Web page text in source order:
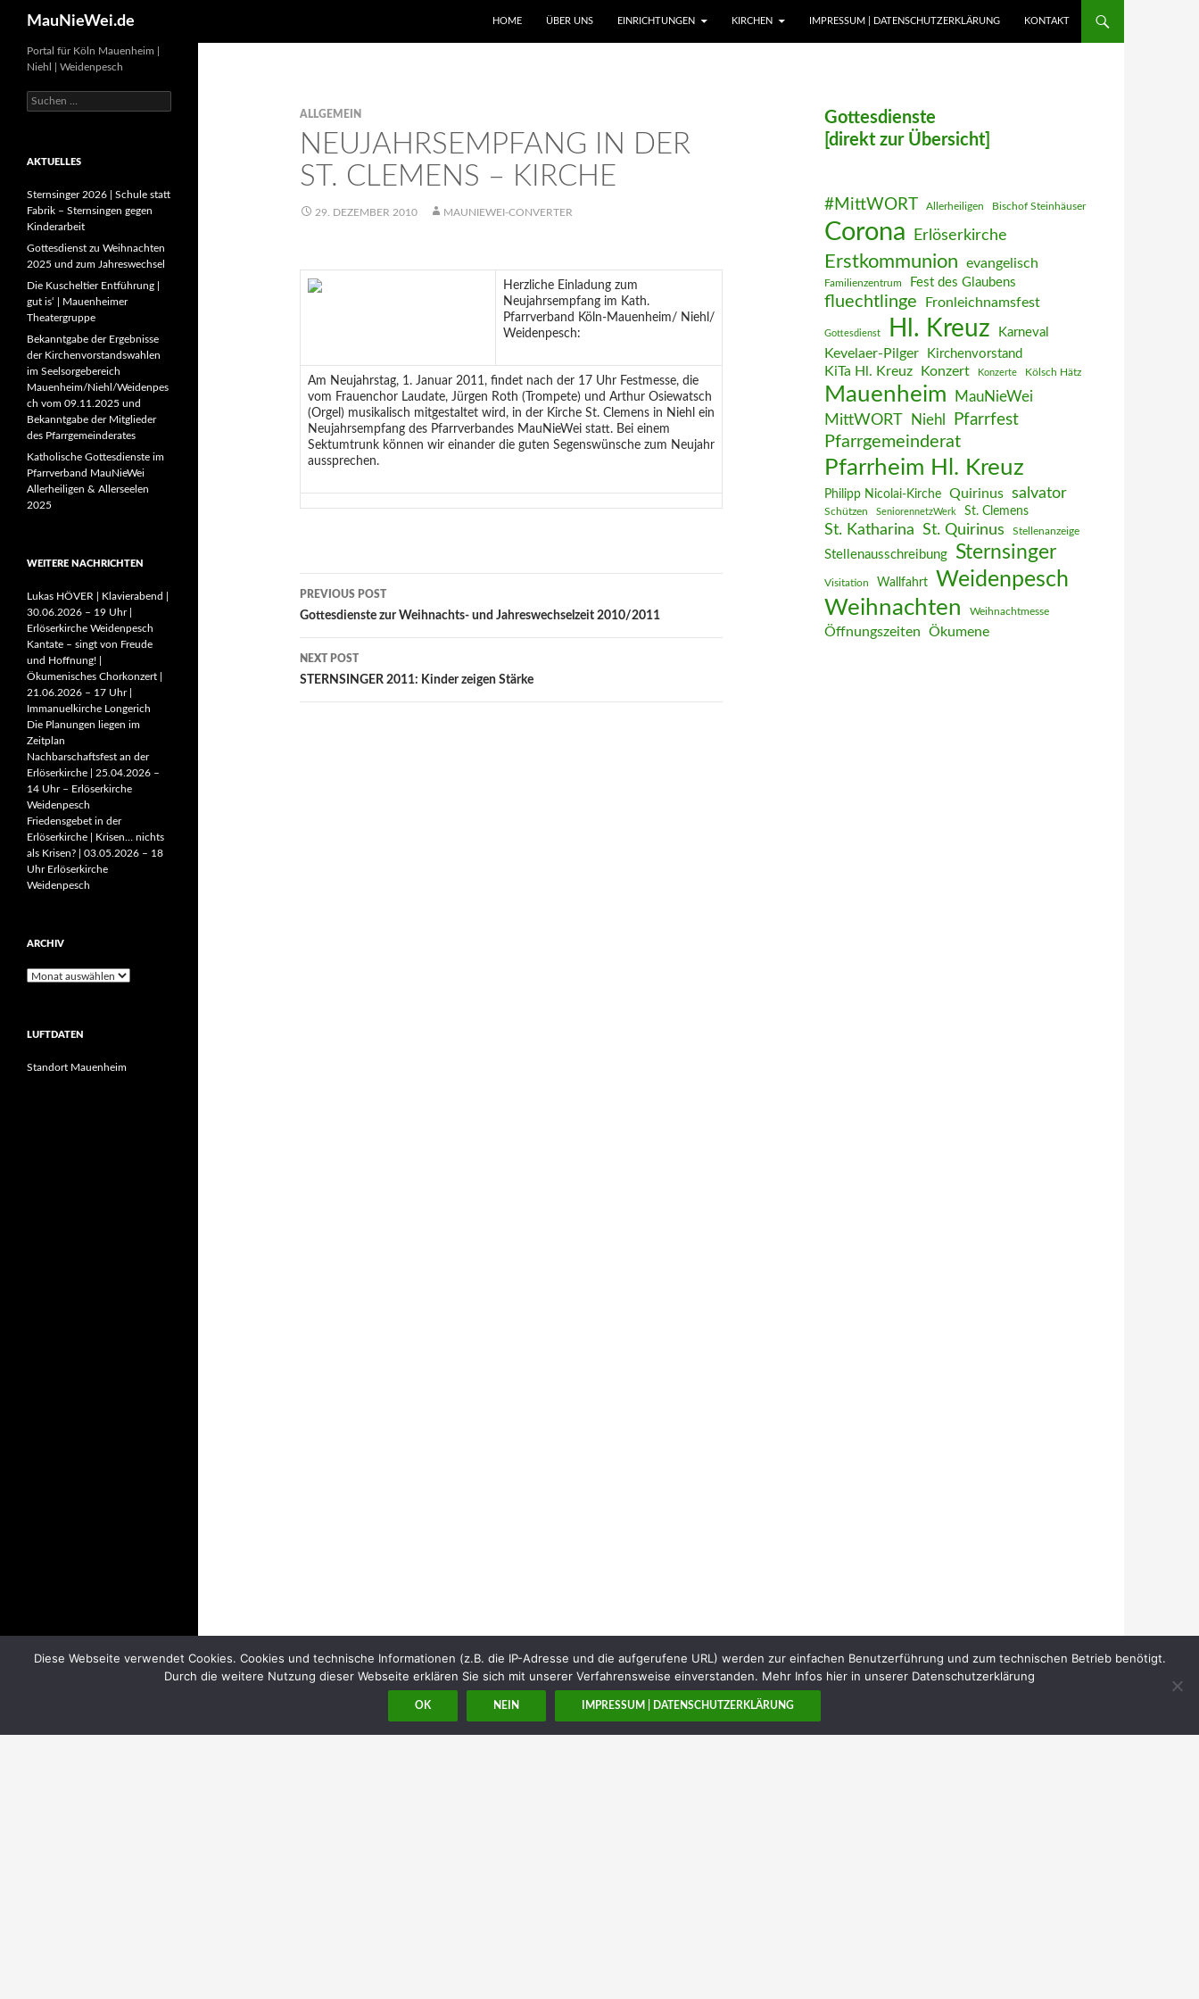
MauNieWei.de
HOME
ÜBER UNS EINRICHTUNGEN KIRCHEN IMPRESSUM | DATENSCHUTZERKLÄRUNG KONTAKT
ALLGEMEIN
NEUJAHRSEMPFANG IN DER
ST. CLEMENS – KIRCHE
29. DEZEMBER 2010 MAUNIEWEI-CONVERTER
Herzliche Einladung zum
Neujahrsempfang im Kath.
Pfarrverband Köln-Mauenheim/ Niehl/
Weidenpesch:
Am Neujahrstag, 1. Januar 2011, findet nach der 17 Uhr Festmesse, die
vom Frauenchor Laudate, Jürgen Roth (Trompete) und Arthur Osiewatsch
(Orgel) musikalisch mitgestaltet wird, in der Kirche St. Clemens in Niehl ein
Neujahrsempfang des Pfarrverbandes MauNieWei statt. Bei einem
Sektumtrunk können wir einander die guten Segenswünsche zum Neujahr
aussprechen.
Post
navigation
PREVIOUS POST
Gottesdienste zur Weihnachts- und Jahreswechselzeit 2010/2011
NEXT POST
STERNSINGER 2011: Kinder zeigen Stärke
Gottesdienste
[direkt zur Übersicht]
#MittWORT Allerheiligen Bischof Steinhäuser
Corona Erlöserkirche
Erstkommunion evangelisch
Familienzentrum Fest des Glaubens
fluechtlinge Fronleichnamsfest
Gottesdienst Hl. Kreuz Karneval
Kevelaer-Pilger Kirchenvorstand
KiTa Hl. Kreuz Konzert Konzerte Kölsch Hätz
Mauenheim MauNieWei
MittWORT Niehl Pfarrfest
Pfarrgemeinderat
Pfarrheim Hl. Kreuz
Philipp Nicolai-Kirche Quirinus salvator
Schützen SeniorennetzWerk St. Clemens
St. Katharina St. Quirinus Stellenanzeige
Stellenausschreibung Sternsinger
Visitation Wallfahrt Weidenpesch
Weihnachten Weihnachtmesse
Öffnungszeiten Ökumene
Portal für Köln Mauenheim |
Niehl | Weidenpesch
Suchen
nach:
AKTUELLES
Sternsinger 2026 | Schule statt
Fabrik – Sternsingen gegen
Kinderarbeit
Gottesdienst zu Weihnachten
2025 und zum Jahreswechsel
Die Kuscheltier Entführung |
gut is‘ | Mauenheimer
Theatergruppe
Bekanntgabe der Ergebnisse
der Kirchenvorstandswahlen
im Seelsorgebereich
Mauenheim/Niehl/Weidenpes
ch vom 09.11.2025 und
Bekanntgabe der Mitglieder
des Pfarrgemeinderates
Katholische Gottesdienste im
Pfarrverband MauNieWei
Allerheiligen & Allerseelen
2025
WEITERE NACHRICHTEN
Lukas HÖVER | Klavierabend |
30.06.2026 – 19 Uhr |
Erlöserkirche Weidenpesch
Kantate – singt von Freude
und Hoffnung! |
Ökumenisches Chorkonzert |
21.06.2026 – 17 Uhr |
Immanuelkirche Longerich
Die Planungen liegen im
Zeitplan
Nachbarschaftsfest an der
Erlöserkirche | 25.04.2026 –
14 Uhr – Erlöserkirche
Weidenpesch
Friedensgebet in der
Erlöserkirche | Krisen… nichts
als Krisen? | 03.05.2026 – 18
Uhr Erlöserkirche
Weidenpesch
ARCHIV
Archiv
LUFTDATEN
Standort Mauenheim
Diese Webseite verwendet Cookies. Cookies und technische Informationen (z.B. die IP-Adresse und die aufgerufene URL) werden zur einfachen Benutzerführung und zum technischen Betrieb benötigt.
Durch die weitere Nutzung dieser Webseite erklären Sie sich mit unserer Verfahrensweise einverstanden. Mehr Infos hier in unserer Datenschutzerklärung
OK NEIN IMPRESSUM | DATENSCHUTZERKLÄRUNG